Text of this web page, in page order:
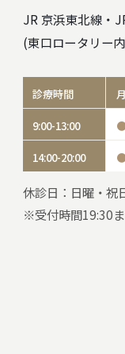
JR 京浜東北線・
(東口ロータリー
診療時間 月
9:00-13:00
14:00-20:00
休診日：日曜・祝
※受付時間19:30